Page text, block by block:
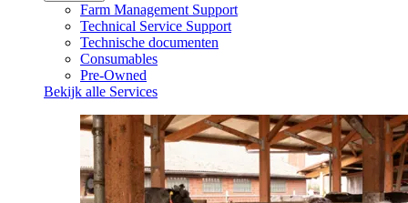
Farm Management Support
Technical Service Support
Technische documenten
Consumables
Pre-Owned
Bekijk alle Services